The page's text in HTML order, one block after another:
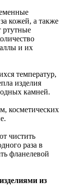
кожей, а также
ртутные
и их
температур,
изделия
камней.
косметических
чистить
раза в
фланелевой
из